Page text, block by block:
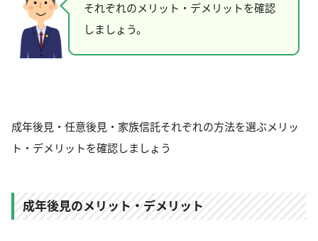
それぞれのメリット・デメリットを確認
しましょう。
成年後見・任意後見・家族信託それぞれの方法を選ぶメリッ
ト・デメリットを確認しましょう
成年後見のメリット・デメリット